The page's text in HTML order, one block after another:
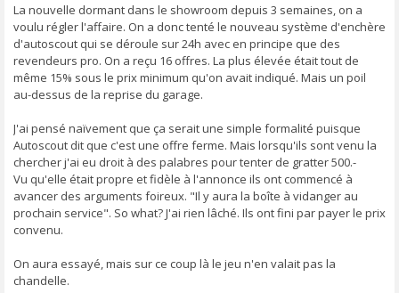
La nouvelle dormant dans le showroom depuis 3 semaines, on a
voulu régler l'affaire. On a donc tenté le nouveau système d'enchère
d'autoscout qui se déroule sur 24h avec en principe que des
revendeurs pro. On a reçu 16 offres. La plus élevée était tout de
même 15% sous le prix minimum qu'on avait indiqué. Mais un poil
au-dessus de la reprise du garage.
J'ai pensé naïvement que ça serait une simple formalité puisque
Autoscout dit que c'est une offre ferme. Mais lorsqu'ils sont venu la
chercher j'ai eu droit à des palabres pour tenter de gratter 500.-
Vu qu'elle était propre et fidèle à l'annonce ils ont commencé à
avancer des arguments foireux. "Il y aura la boîte à vidanger au
prochain service". So what? J'ai rien lâché. Ils ont fini par payer le prix
convenu.
On aura essayé, mais sur ce coup là le jeu n'en valait pas la
chandelle.